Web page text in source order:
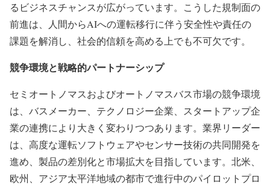
るビジネスチャンスが広がっています。こうした規制面の
前進は、人間からAIへの運転移行に伴う安全性や責任の
課題を解消し、社会的信頼を高める上でも不可欠です。
競争環境と戦略的パートナーシップ
セミオートノマスおよびオートノマスバス市場の競争環境
は、バスメーカー、テクノロジー企業、スタートアップ企
業の連携により大きく変わりつつあります。業界リーダー
は、高度な運転ソフトウェアやセンサー技術の共同開発を
進め、製品の差別化と市場拡大を目指しています。北米、
欧州、アジア太平洋地域の都市で進行中のパイロットプロ